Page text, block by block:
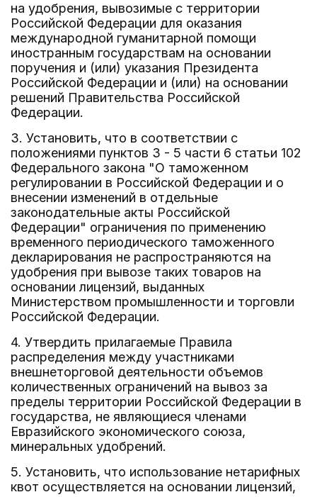
на удобрения, вывозимые с территории
Российской Федерации для оказания
международной гуманитарной помощи
иностранным государствам на основании
поручения и (или) указания Президента
Российской Федерации и (или) на основании
решений Правительства Российской
Федерации.
3. Установить, что в соответствии с
положениями пунктов 3 - 5 части 6 статьи 102
Федерального закона "О таможенном
регулировании в Российской Федерации и о
внесении изменений в отдельные
законодательные акты Российской
Федерации" ограничения по применению
временного периодического таможенного
декларирования не распространяются на
удобрения при вывозе таких товаров на
основании лицензий, выданных
Министерством промышленности и торговли
Российской Федерации.
4. Утвердить прилагаемые Правила
распределения между участниками
внешнеторговой деятельности объемов
количественных ограничений на вывоз за
пределы территории Российской Федерации в
государства, не являющиеся членами
Евразийского экономического союза,
минеральных удобрений.
5. Установить, что использование нетарифных
квот осуществляется на основании лицензий,